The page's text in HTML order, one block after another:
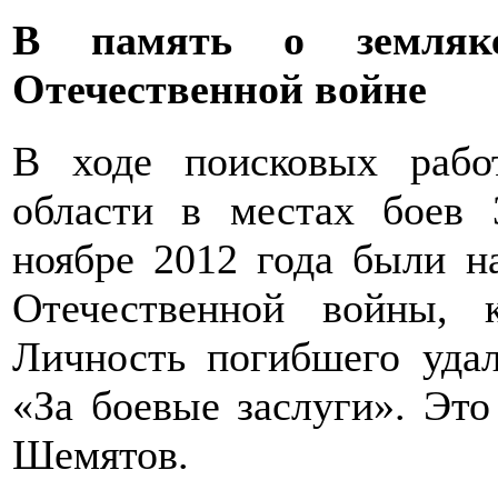
В память о
Отечественной войне
В ходе поисковых
области в местах боев
ноябре 2012 года были
Отечественной
Личность погибшего
«За боевые заслуги».
Шемятов.